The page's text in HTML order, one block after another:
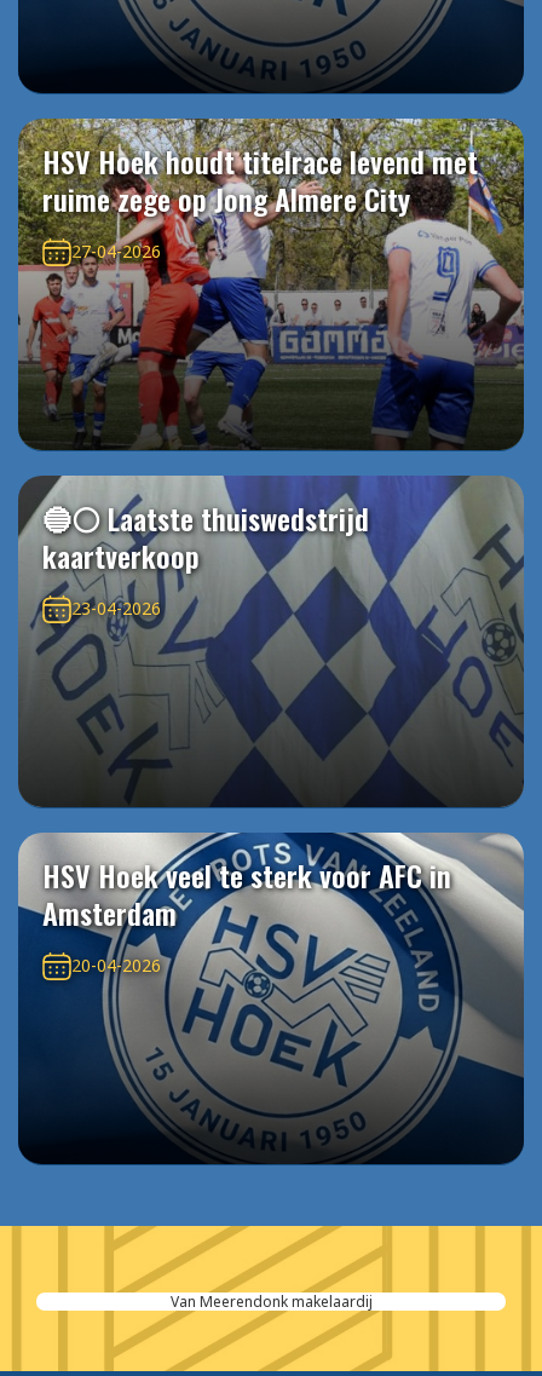
HSV Hoek houdt titelrace levend met
ruime zege op Jong Almere City
27-04-2026
🔵⚪️ Laatste thuiswedstrijd
kaartverkoop
23-04-2026
HSV Hoek veel te sterk voor AFC in
Amsterdam
20-04-2026
Van Meerendonk makelaardij